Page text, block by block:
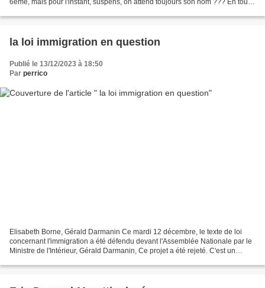
6ème, mais pour l'instant, suspens, on attend toujours son nom ??? En tout
la loi immigration en question
Publié le 13/12/2023 à 18:50
Par perrico
Elisabeth Borne, Gérald Darmanin Ce mardi 12 décembre, le texte de loi
concernant l'immigration a été défendu devant l'Assemblée Nationale par le
Ministre de l'Intérieur, Gérald Darmanin, Ce projet a été rejeté. C'est un